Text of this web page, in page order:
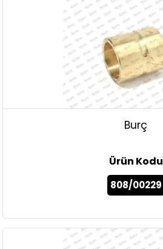
Burç
Ürün Kodu
808/00229